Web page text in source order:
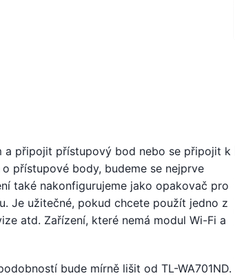
a připojit přístupový bod nebo se připojit k
přístupové body, budeme se nejprve
také nakonfigurujeme jako opakovač pro
Je užitečné, pokud chcete použít jedno z
atd. Zařízení, které nemá modul Wi-Fi a
bude mírně lišit od TL-WA701ND.